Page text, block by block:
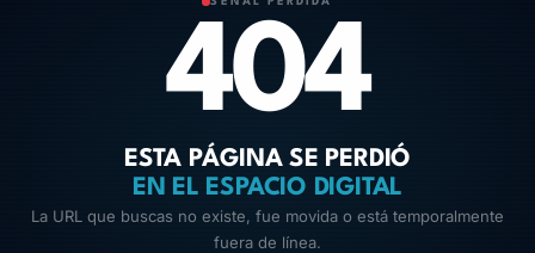
404
ESTA PÁGINA SE PERDIÓ
EN EL ESPACIO DIGITAL
La URL que buscas no existe, fue movida o está temporalmente
fuera de línea.